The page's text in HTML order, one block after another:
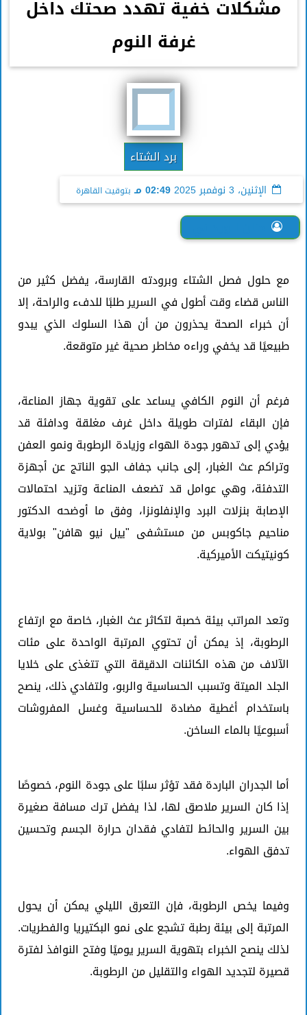
مشكلات خفية تهدد صحتك داخل
غرفة النوم
برد الشتاء
الإثنين، 3 نوفمبر 2025 02:49 مـ بتوقيت القاهرة
مع حلول فصل الشتاء وبرودته القارسة، يفضل كثير من
الناس قضاء وقت أطول في السرير طلبًا للدفء والراحة، إلا
أن خبراء الصحة يحذرون من أن هذا السلوك الذي يبدو
طبيعيًا قد يخفي وراءه مخاطر صحية غير متوقعة.
فرغم أن النوم الكافي يساعد على تقوية جهاز المناعة،
فإن البقاء لفترات طويلة داخل غرف مغلقة ودافئة قد
يؤدي إلى تدهور جودة الهواء وزيادة الرطوبة ونمو العفن
وتراكم عث الغبار، إلى جانب جفاف الجو الناتج عن أجهزة
التدفئة، وهي عوامل قد تضعف المناعة وتزيد احتمالات
الإصابة بنزلات البرد والإنفلونزا، وفق ما أوضحه الدكتور
مناحيم جاكوبس من مستشفى "ييل نيو هافن" بولاية
كونيتيكت الأميركية.
وتعد المراتب بيئة خصبة لتكاثر عث الغبار، خاصة مع ارتفاع
الرطوبة، إذ يمكن أن تحتوي المرتبة الواحدة على مئات
الآلاف من هذه الكائنات الدقيقة التي تتغذى على خلايا
الجلد الميتة وتسبب الحساسية والربو، ولتفادي ذلك، ينصح
باستخدام أغطية مضادة للحساسية وغسل المفروشات
أسبوعيًا بالماء الساخن.
أما الجدران الباردة فقد تؤثر سلبًا على جودة النوم، خصوصًا
إذا كان السرير ملاصق لها، لذا يفضل ترك مسافة صغيرة
بين السرير والحائط لتفادي فقدان حرارة الجسم وتحسين
تدفق الهواء.
وفيما يخص الرطوبة، فإن التعرق الليلي يمكن أن يحول
المرتبة إلى بيئة رطبة تشجع على نمو البكتيريا والفطريات.
لذلك ينصح الخبراء بتهوية السرير يوميًا وفتح النوافذ لفترة
قصيرة لتجديد الهواء والتقليل من الرطوبة.